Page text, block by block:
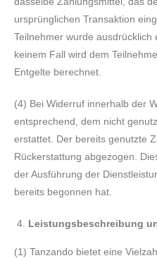
ursprünglichen Transaktion
Teilnehmer wurde
keinem Fall wird dem
Entgelte berechnet.
(4) Bei Widerruf innerhalb der
entsprechend, dem nicht
erstattet. Der bereits genutzte
Rückerstattung abgezogen.
der Ausführung der
bereits begonnen hat.
Leistungsbeschreibung
(1) Tanzando bietet eine